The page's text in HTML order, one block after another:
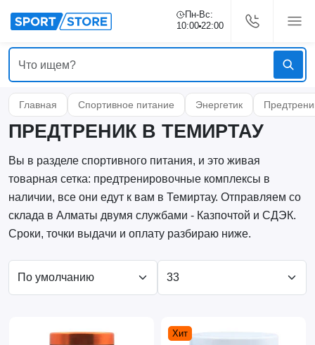
Пн-Вс:
10:00 22:00
Главная Спортивное питание Энергетик
ПРЕДТРЕНИК В ТЕМИРТАУ
Вы в разделе спортивного питания, и это живая
товарная сетка: предтренировочные комплексы в
наличии, все они едут к вам в Темиртау. Отправляем со
склада в Алматы двумя службами - Казпочтой и СДЭК.
Сроки, точки выдачи и оплату разбираю ниже.
Хит